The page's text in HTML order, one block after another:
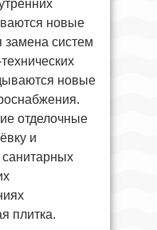
новые
замена систем
новые
отделочные
и
плитка.